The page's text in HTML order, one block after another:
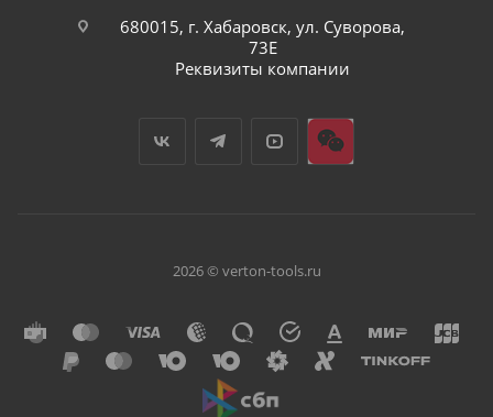
680015, г. Хабаровск, ул. Суворова,
73Е
Реквизиты компании
2026 © verton-tools.ru